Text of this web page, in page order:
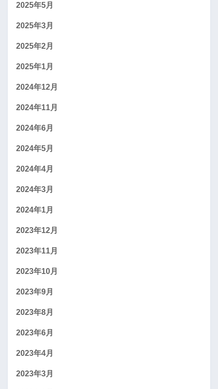
2025年5月
2025年3月
2025年2月
2025年1月
2024年12月
2024年11月
2024年6月
2024年5月
2024年4月
2024年3月
2024年1月
2023年12月
2023年11月
2023年10月
2023年9月
2023年8月
2023年6月
2023年4月
2023年3月